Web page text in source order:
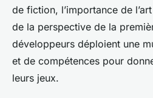
de fiction, l’importance de
de la perspective de la
développeurs déploient une
et de compétences pour
leurs jeux.